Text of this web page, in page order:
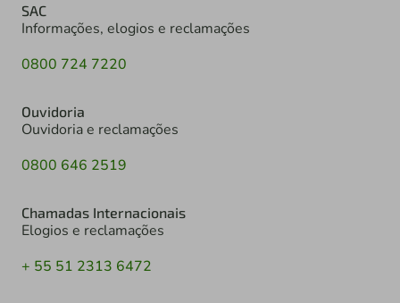
SAC
Informações, elogios e reclamações
0800 724 7220
Ouvidoria
Ouvidoria e reclamações
0800 646 2519
Chamadas Internacionais
Elogios e reclamações
+ 55 51 2313 6472